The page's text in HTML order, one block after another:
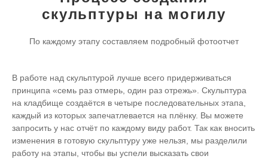
скульптуры на могилу
По каждому этапу составляем подробный фотоотчет
В работе над скульптурой лучше всего придерживаться
принципа «семь раз отмерь, один раз отрежь». Скульптура
на кладбище создаётся в четыре последовательных этапа,
каждый из которых запечатлевается на плёнку. Вы можете
запросить у нас отчёт по каждому виду работ. Так как вносить
изменения в готовую скульптуру уже нельзя, мы разделили
работу на этапы, чтобы вы успели высказать свои